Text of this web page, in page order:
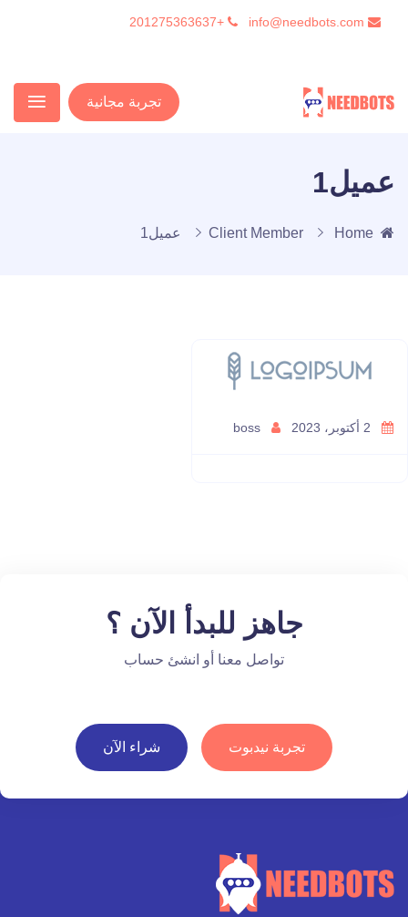
+201275363637
تجربة مجانية
عميل1
Home
Client Member عميل1
2 أكتوبر، 2023
جاهز للبدأ الآن ؟
تواصل معنا أو انشئ حساب
تجربة نيدبوت شراء الآن